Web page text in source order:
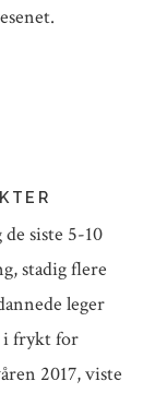
siste 5-10
stadig flere
leger
i frykt for
2017, viste